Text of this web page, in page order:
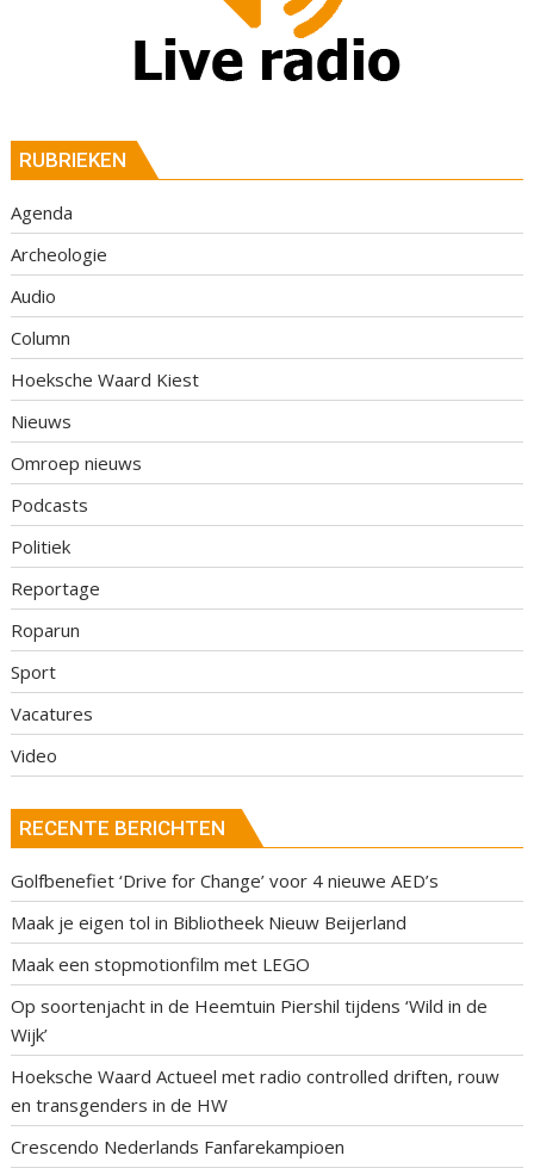
RUBRIEKEN
Agenda
Archeologie
Audio
Column
Hoeksche Waard Kiest
Nieuws
Omroep nieuws
Podcasts
Politiek
Reportage
Roparun
Sport
Vacatures
Video
RECENTE BERICHTEN
Golfbenefiet ‘Drive for Change’ voor 4 nieuwe AED’s
Maak je eigen tol in Bibliotheek Nieuw Beijerland
Maak een stopmotionfilm met LEGO
Op soortenjacht in de Heemtuin Piershil tijdens ‘Wild in de
Wijk’
Hoeksche Waard Actueel met radio controlled driften, rouw
en transgenders in de HW
Crescendo Nederlands Fanfarekampioen